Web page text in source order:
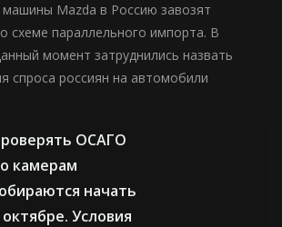
машины Mazda в Россию завозят
схеме параллельного импорта. В
момент затруднились назвать
спроса россиян на автомобили
ОСАГО
камерам
начать
октябре. Условия